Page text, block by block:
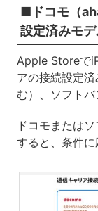
■ドコモ（
設定済みモ
Apple Storeで
アの接続設定
む）、ソフトバ
ドコモまたは
すると、条件に